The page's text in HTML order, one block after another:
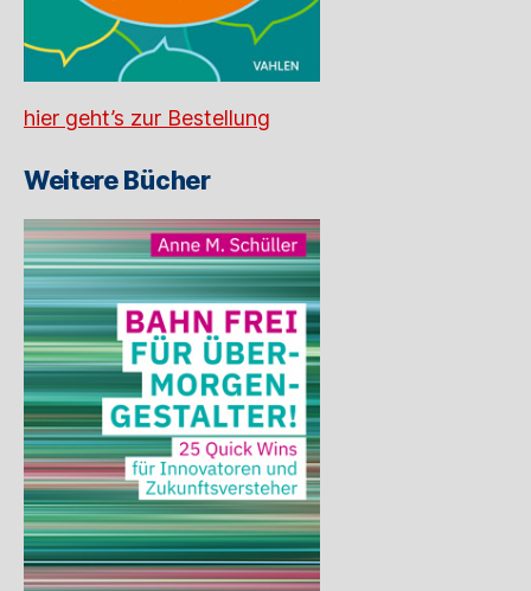
hier geht’s zur Bestellung
Weitere Bücher